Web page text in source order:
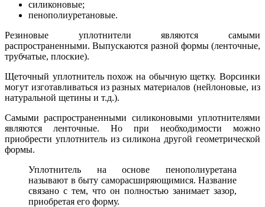
силиконовые;
пенополиуретановые.
Резиновые уплотнители являются самыми
распространенными. Выпускаются разной формы (ленточные,
трубчатые, плоские).
Щеточный уплотнитель похож на обычную щетку. Ворсинки
могут изготавливаться из разных материалов (нейлоновые, из
натуральной щетины и т.д.).
Самыми распространенными силиконовыми уплотнителями
являются ленточные. Но при необходимости можно
приобрести уплотнитель из силикона другой геометрической
формы.
Уплотнитель на основе пенополиуретана
называют в быту саморасширяющимися. Название
связано с тем, что он полностью занимает зазор,
приобретая его форму.